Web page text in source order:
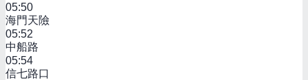
05:50
海門天險
05:52
中船路
05:54
信七路口